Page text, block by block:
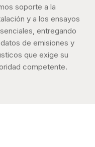
soporte a la
y a los ensayos
entregando
de emisiones y
que exige su
competente.